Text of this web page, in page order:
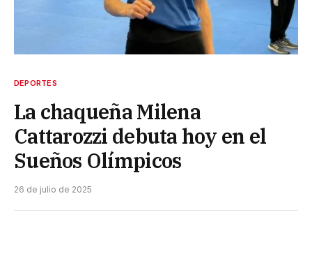
DEPORTES
La chaqueña Milena
Cattarozzi debuta hoy en el
Sueños Olímpicos
26 de julio de 2025